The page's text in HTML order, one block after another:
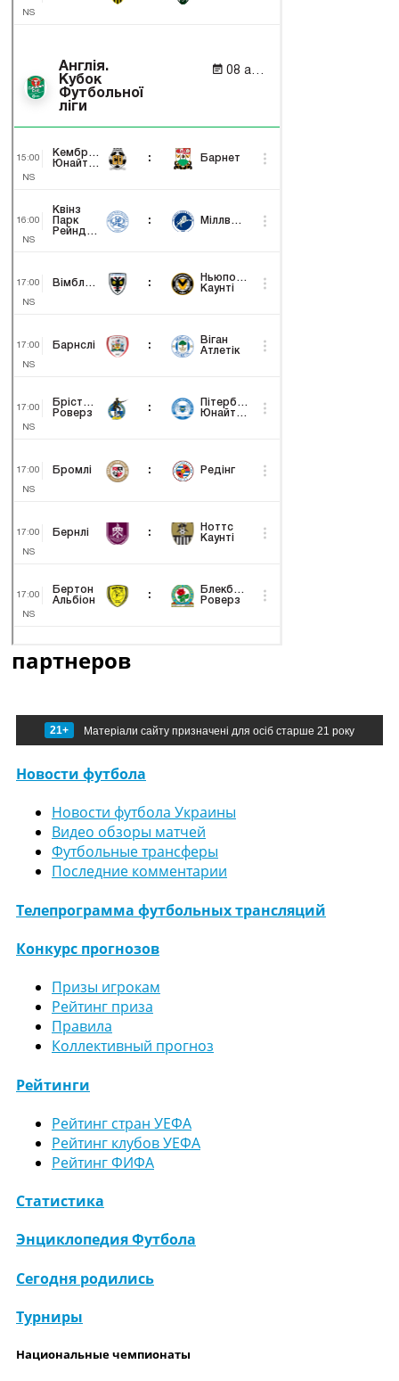
партнеров
21+ Матеріали сайту призначені для осіб старше 21 року
Новости футбола
Новости футбола Украины
Видео обзоры матчей
Футбольные трансферы
Последние комментарии
Телепрограмма футбольных трансляций
Конкурс прогнозов
Призы игрокам
Рейтинг приза
Правила
Коллективный прогноз
Рейтинги
Рейтинг стран УЕФА
Рейтинг клубов УЕФА
Рейтинг ФИФА
Статистика
Энциклопедия Футбола
Сегодня родились
Турниры
Национальные чемпионаты